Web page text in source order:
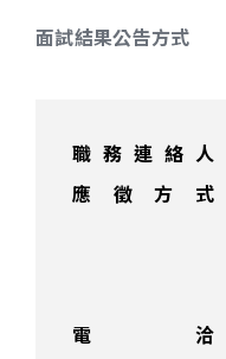
面試結果公告方式
職務連絡人
應徵方式
電 洽